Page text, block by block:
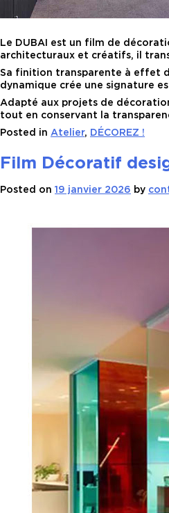
Le DUBAI est un film de
architecturaux et créatifs, il
Sa finition transparente à effet
dynamique crée une signature
Adapté aux projets de
tout en conservant la
Posted in Atelier, DÉCOREZ !
Film Décoratif
Posted on 19 janvier 2026 by